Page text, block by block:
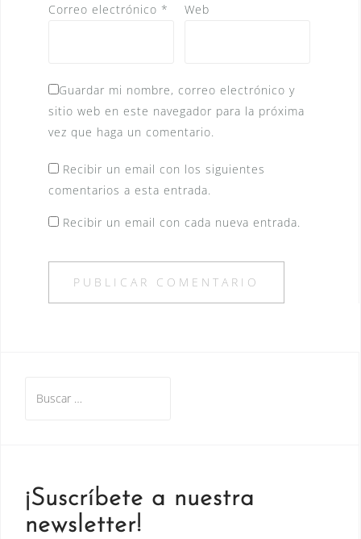
Correo electrónico * Web
Guardar mi nombre, correo electrónico y
sitio web en este navegador para la próxima
vez que haga un comentario.
Recibir un email con los siguientes
comentarios a esta entrada.
Recibir un email con cada nueva entrada.
¡Suscríbete a nuestra
newsletter!